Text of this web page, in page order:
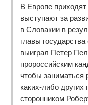
В Европе
выступают за
в Словакии в
главы
выиграл Петер
пророссийским
чтобы
каких-либо
сторонником